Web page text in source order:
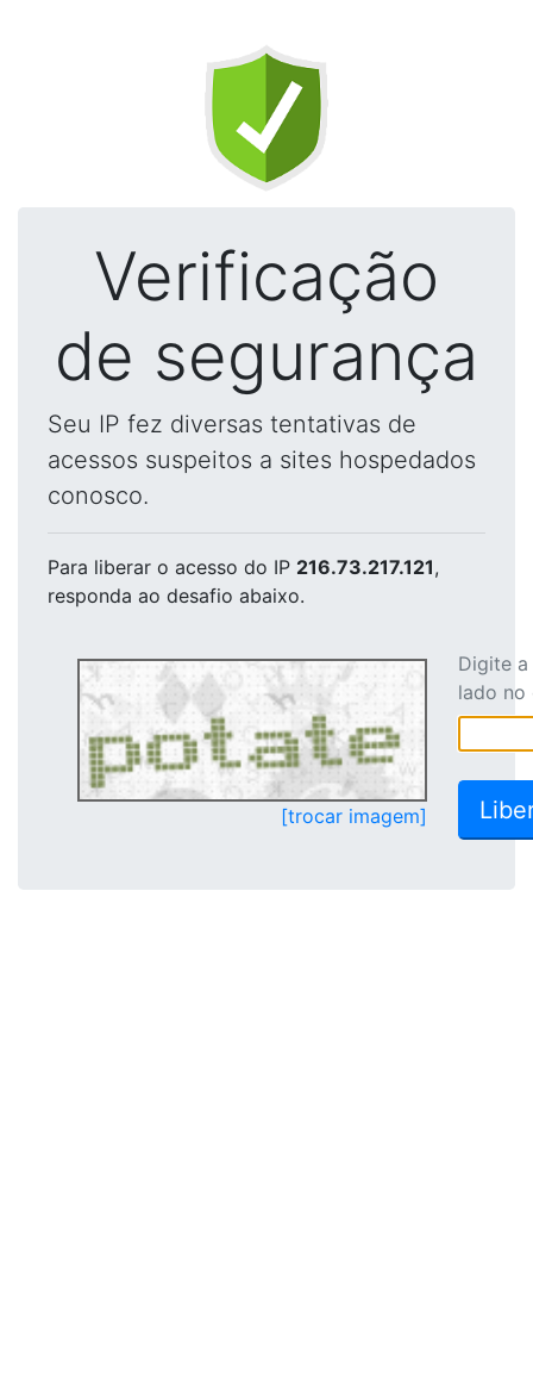
Verificação
de segurança
Seu IP fez diversas tentativas de
acessos suspeitos a sites hospedados
conosco.
Para liberar o acesso do IP 216.73.217.121,
responda ao desafio abaixo.
[trocar imagem]
Digite
lado no